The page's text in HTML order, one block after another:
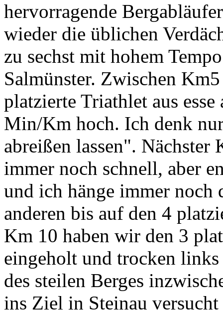
hervorragende
wieder die üblichen
zu sechst mit hohem
Salmünster. Zwischen
platzierte Triathlet aus
Min/Km hoch. Ich denk
abreißen lassen".
immer noch schnell, aber
und ich hänge immer noch
anderen bis auf den 4
Km 10 haben wir den 3
eingeholt und trocken
des steilen Berges
ins Ziel in Steinau